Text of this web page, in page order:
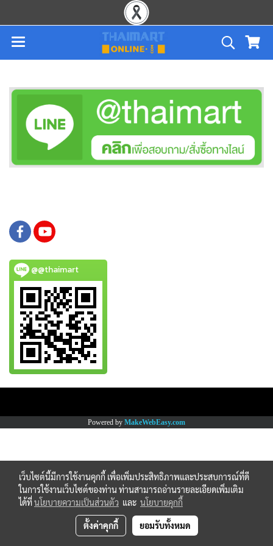
@@thaimart
Powered by MakeWebEasy.com
เว็บไซต์นี้มีการใช้งานคุกกี้ เพื่อเพิ่มประสิทธิภาพและประสบการณ์ที่ดี
ในการใช้งานเว็บไซต์ของท่าน ท่านสามารถอ่านรายละเอียดเพิ่มเติม
ได้ที่นโยบายความเป็นส่วนตัว และ นโยบายคุกกี้
ตั้งค่าคุกกี้ ยอมรับทั้งหมด